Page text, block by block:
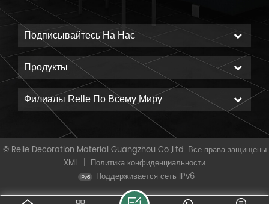
Подписывайтесь На Нас
Продукты
Филиалы Relle По Всему Миру
© Relle Decoration Material Guangzhou Co.,Ltd. Все права защищены
XML | Политика конфиденциальности
Поддерживается сеть IPv6